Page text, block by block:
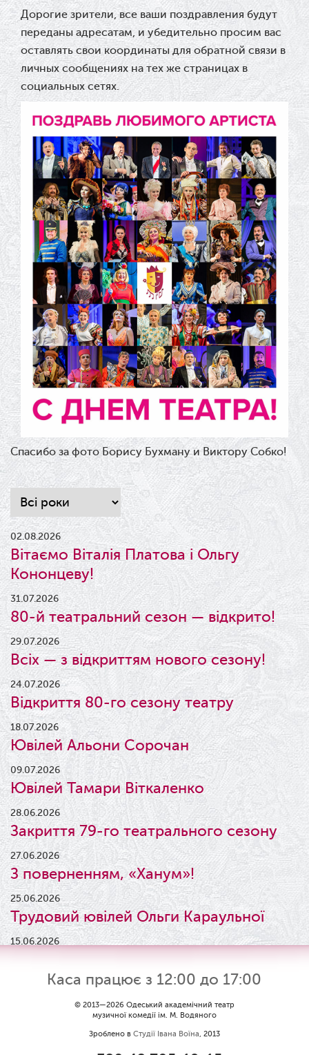
Дорогие зрители, все ваши поздравления будут
переданы адресатам, и убедительно просим вас
оставлять свои координаты для обратной связи в
личных сообщениях на тех же страницах в
социальных сетях.
Спасибо за фото Борису Бухману и Виктору Собко!
02.08.2026
Вітаємо Віталія Платова і Ольгу
Кононцеву!
31.07.2026
80-й театральний сезон — відкрито!
29.07.2026
Всіх — з відкриттям нового сезону!
24.07.2026
Відкриття 80-го сезону театру
18.07.2026
Ювілей Альони Сорочан
09.07.2026
Ювілей Тамари Віткаленко
28.06.2026
Закриття 79-го театрального сезону
27.06.2026
З поверненням, «Ханум»!
25.06.2026
Трудовий ювілей Ольги Караульної
15.06.2026
Результати конкурсу
09.06.2026
Вітаємо Ірину Візіренко з
народженням дівчинки!
Каса працює з 12:00 до 17:00
© 2013—2026 Одеський академічний театр
музичної комедії ім. М. Водяного
Зроблено в Студії Івана Воїна , 2013